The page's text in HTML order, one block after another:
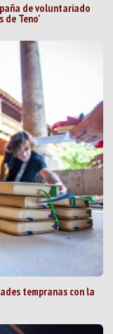
de voluntariado
Teno’
tempranas con la